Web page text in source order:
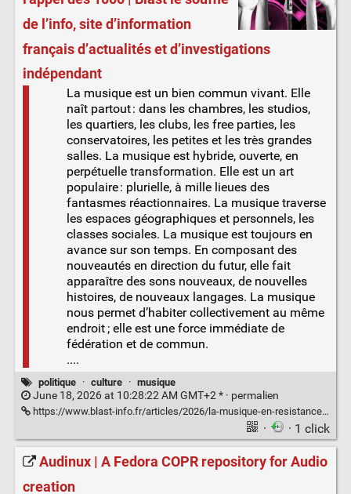
de l’info, site d’information
français d’actualités et d’investigations
indépendant
La musique est un bien commun vivant. Elle
naît partout : dans les chambres, les studios,
les quartiers, les clubs, les free parties, les
conservatoires, les petites et les très grandes
salles. La musique est hybride, ouverte, en
perpétuelle transformation. Elle est un art
populaire : plurielle, à mille lieues des
fantasmes réactionnaires. La musique traverse
les espaces géographiques et personnels, les
classes sociales. La musique est toujours en
avance sur son temps. En composant des
nouveautés en direction du futur, elle fait
apparaître des sons nouveaux, de nouvelles
histoires, de nouveaux langages. La musique
nous permet d’habiter collectivement au même
endroit ; elle est une force immédiate de
fédération et de commun.
....
politique · culture · musique
June 18, 2026 at 10:28:22 AM GMT+2 * · permalien
https://www.blast-info.fr/articles/2026/la-musique-en-resistance-l-appel-des-1000-p4NLS8sGTcKRis0Eiu1P-A
· · 1 click
Audinux | A Fedora COPR repository for Audio
creation